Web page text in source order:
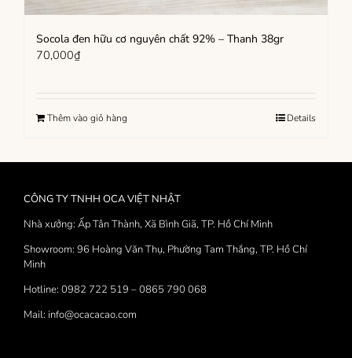
Socola đen hữu cơ nguyên chất 92% – Thanh 38gr
70,000₫
Thêm vào giỏ hàng Details
CÔNG TY TNHH OCA VIỆT NHẬT
Nhà xưởng: Ấp Tân Thành, Xã Bình Giã, TP. Hồ Chí Minh
Showroom: 96 Hoàng Văn Thụ, Phường Tam Thắng, TP. Hồ Chí
Minh
Hotline: 0982 722 519 – 0865 790 068
Mail: info@ocacacao.com